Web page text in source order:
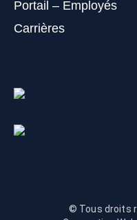
Portail – Employés
Carrières
© Tous droits